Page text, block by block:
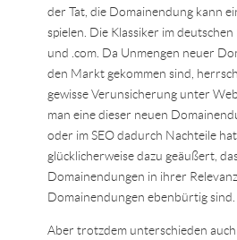
der Tat, die Domainendung kann
spielen. Die Klassiker im
und .com. Da Unmengen neuer
den Markt gekommen sind,
gewisse Verunsicherung unter
man eine dieser neuen
oder im SEO dadurch Nachteile
glücklicherweise dazu geäußert,
Domainendungen in ihrer
Domainendungen ebenbürtig sind.
Aber trotzdem unterschieden auch